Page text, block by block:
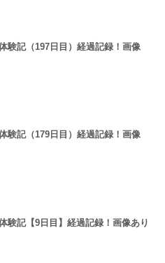
験記（197日目）経過記録！画像
験記（179日目）経過記録！画像
験記【9日目】経過記録！画像あり